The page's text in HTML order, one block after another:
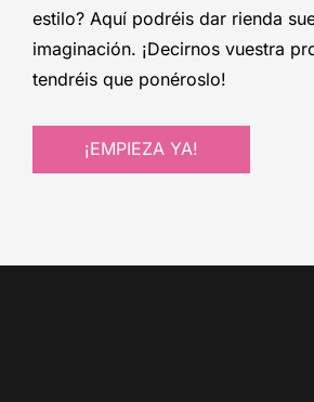
estilo? Aquí podréis dar rienda
imaginación. ¡Decirnos vuestra
tendréis que ponéroslo!
¡EMPIEZA YA!